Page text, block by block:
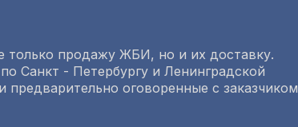
только продажу ЖБИ, но и их доставку.
Санкт - Петербургу и Ленинградской
оговоренные с заказчиком